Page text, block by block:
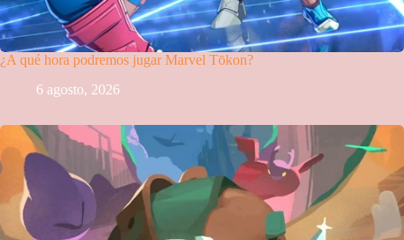
¿A qué hora podremos jugar Marvel Tōkon?
6 agosto, 2026